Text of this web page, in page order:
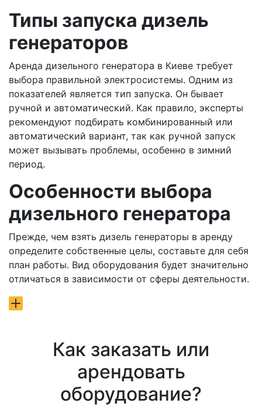
Типы запуска дизель
генераторов
Аренда дизельного генератора в Киеве требует
выбора правильной электросистемы. Одним из
показателей является тип запуска. Он бывает
ручной и автоматический. Как правило, эксперты
рекомендуют подбирать комбинированный или
автоматический вариант, так как ручной запуск
может вызывать проблемы, особенно в зимний
период.
Особенности выбора
дизельного генератора
Прежде, чем взять дизель генераторы в аренду
определите собственные целы, составьте для себя
план работы. Вид оборудования будет значительно
отличаться в зависимости от сферы деятельности.
Как заказать или
арендовать
оборудование?